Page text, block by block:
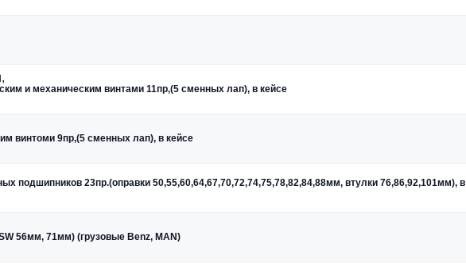
и механическим винтами 11пр,(5 сменных лап), в кейсе
винтоми 9пр,(5 сменных лап), в кейсе
подшипников 23пр.(оправки 50,55,60,64,67,70,72,74,75,78,82,84,88мм, втулки 76,86,92,101мм), в
56мм, 71мм) (грузовые Benz, MAN)